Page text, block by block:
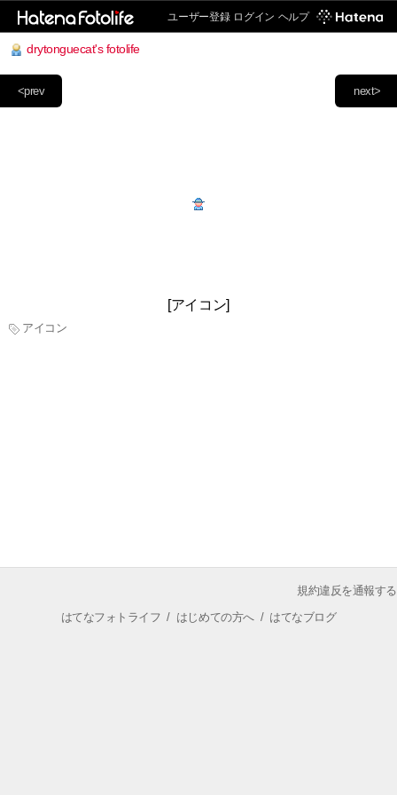
ユーザー登録 ログイン ヘルプ
drytonguecat's fotolife
next>
<prev
[アイコン]
アイコン
規約違反を通報する
はてなフォトライフ / はじめての方へ/ はてなブログ